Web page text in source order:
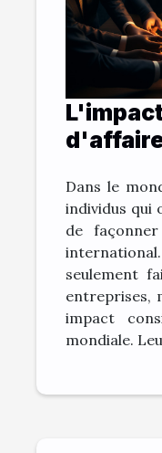
Dans le
individus qui
de
seulement
entreprises,
impact
mondiale.